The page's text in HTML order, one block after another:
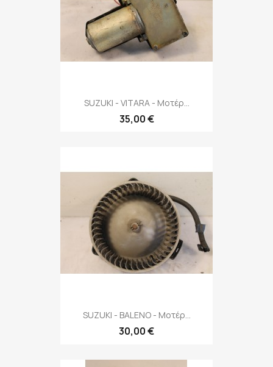
SUZUKI - VITARA - Μοτέρ...
35,00 €
SUZUKI - BALENO - Μοτέρ...
30,00 €